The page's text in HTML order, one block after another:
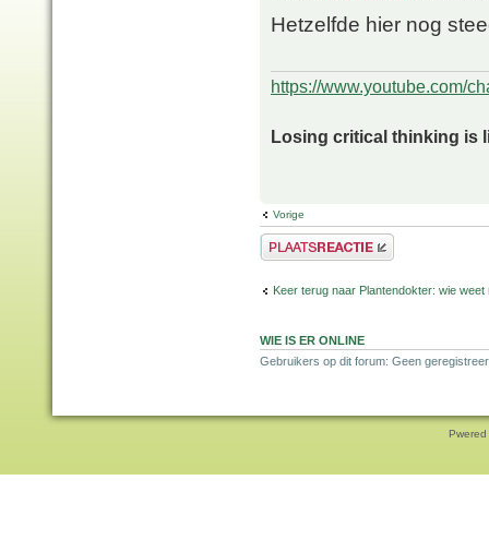
Hetzelfde hier nog
https://www.youtube.com/
Losing critical thinking is
Vorige
Plaats een reactie
Keer terug naar Plantendokter: wie weet
WIE IS ER ONLINE
Gebruikers op dit forum: Geen